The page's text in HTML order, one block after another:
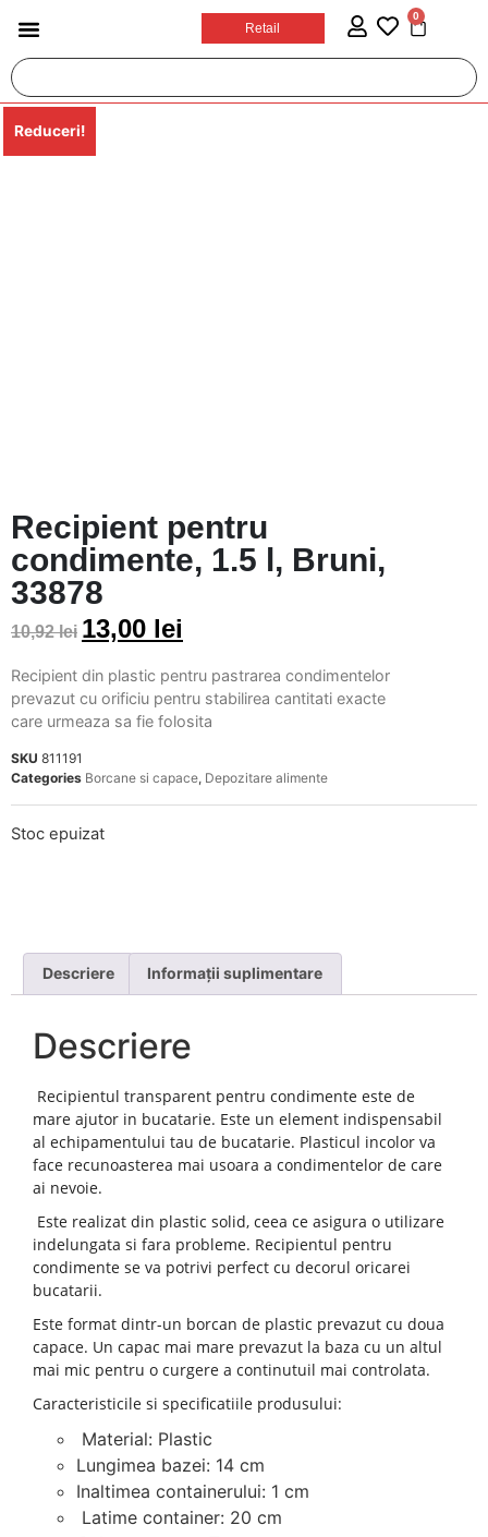
Retail
0
Reduceri!
Recipient pentru
condimente, 1.5 l, Bruni,
33878
10,92lei 13,00 lei
Recipient din plastic pentru pastrarea condimentelor
prevazut cu orificiu pentru stabilirea cantitati exacte
care urmeaza sa fie folosita
SKU 811191
Categories Borcane si capace, Depozitare alimente
Stoc epuizat
Descriere Informații suplimentare
Descriere
Recipientul transparent pentru condimente este de
mare ajutor in bucatarie. Este un element indispensabil
al echipamentului tau de bucatarie. Plasticul incolor va
face recunoasterea mai usoara a condimentelor de care
ai nevoie.
Este realizat din plastic solid, ceea ce asigura o utilizare
indelungata si fara probleme. Recipientul pentru
condimente se va potrivi perfect cu decorul oricarei
bucatarii.
Este format dintr-un borcan de plastic prevazut cu doua
capace. Un capac mai mare prevazut la baza cu un altul
mai mic pentru o curgere a continutuil mai controlata.
Caracteristicile si specificatiile produsului:
Material: Plastic
Lungimea bazei: 14 cm
Inaltimea containerului: 1 cm
Latime container: 20 cm